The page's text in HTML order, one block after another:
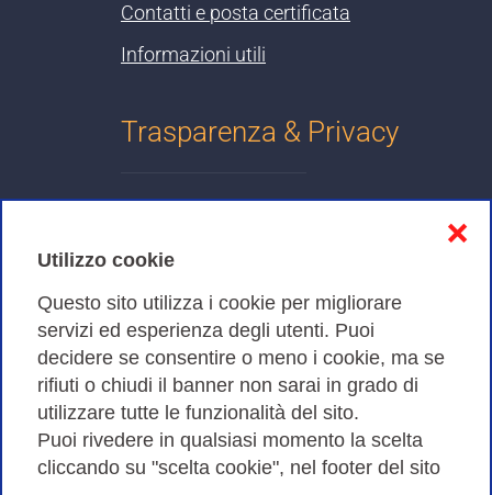
Utilizzo cookie
Questo sito utilizza i cookie per migliorare
servizi ed esperienza degli utenti. Puoi
decidere se consentire o meno i cookie, ma se
rifiuti o chiudi il banner non sarai in grado di
utilizzare tutte le funzionalità del sito.
Puoi rivedere in qualsiasi momento la scelta
cliccando su "scelta cookie", nel footer del sito
❌
Contatti e posta certificata
Informazioni utili
Trasparenza & Privacy
Cookies Policy
Amministrazione trasparente
Bandi di Gara
Consortium GARR - Via dei Tizii, 6 - 00185 Roma | Tel.